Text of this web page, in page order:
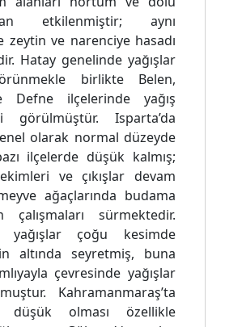
etkilenmiştir; aynı
zeytin ve narenciye hasadı
Hatay genelinde yağışlar
birlikte Belen,
Defne ilçelerinde yağış
görülmüştür. Isparta’da
olarak normal düzeyde
ilçelerde düşük kalmış;
ve çıkışlar devam
ağaçlarında budama
çalışmaları sürmektedir.
yağışlar çoğu kesimde
altında seyretmiş, buna
çevresinde yağışlar
Kahramanmaraş’ta
düşük olması özellikle